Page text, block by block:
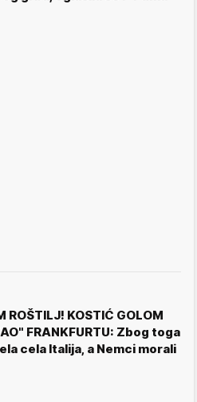
ROŠTILJ! KOSTIĆ GOLOM
FRANKFURTU: Zbog toga
cela Italija, a Nemci morali